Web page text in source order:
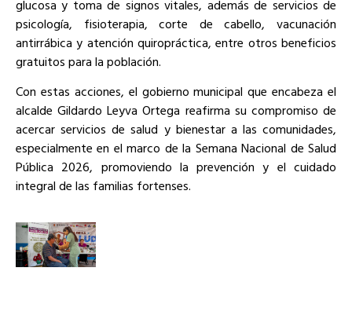
glucosa y toma de signos vitales, además de servicios de
psicología, fisioterapia, corte de cabello, vacunación
antirrábica y atención quiropráctica, entre otros beneficios
gratuitos para la población.
Con estas acciones, el gobierno municipal que encabeza el
alcalde Gildardo Leyva Ortega reafirma su compromiso de
acercar servicios de salud y bienestar a las comunidades,
especialmente en el marco de la Semana Nacional de Salud
Pública 2026, promoviendo la prevención y el cuidado
integral de las familias fortenses.